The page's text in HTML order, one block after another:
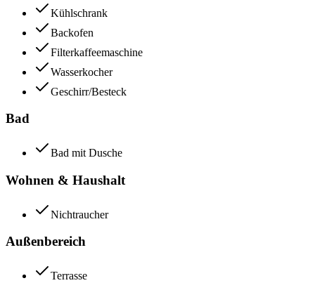
Kühlschrank
Backofen
Filterkaffeemaschine
Wasserkocher
Geschirr/Besteck
Bad
Bad mit Dusche
Wohnen & Haushalt
Nichtraucher
Außenbereich
Terrasse